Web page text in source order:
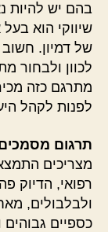
בהם יש להיות
שיווקי הוא
של דמיון.
לכוון ולבחור
מתרגם כזה
לפנות לקהל
תרגום
מצריכים
רפואי, הדיוק
ולבלבולים,
כספיים